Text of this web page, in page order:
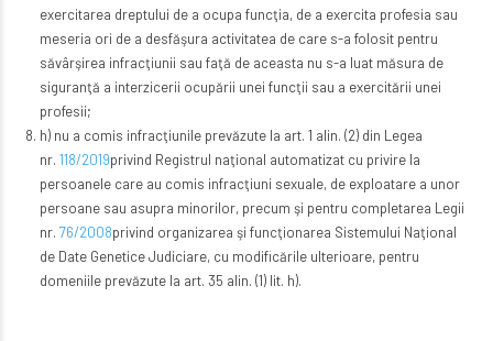
exercitarea dreptului de a ocupa funcţia, de a exercita profesia sau
meseria ori de a desfăşura activitatea de care s-a folosit pentru
săvârşirea infracţiunii sau faţă de aceasta nu s-a luat măsura de
siguranţă a interzicerii ocupării unei funcţii sau a exercitării unei
profesii;
h) nu a comis infracţiunile prevăzute la art. 1 alin. (2) din Legea
nr. 118/2019privind Registrul naţional automatizat cu privire la
persoanele care au comis infracţiuni sexuale, de exploatare a unor
persoane sau asupra minorilor, precum şi pentru completarea Legii
nr. 76/2008privind organizarea şi funcţionarea Sistemului Naţional
de Date Genetice Judiciare, cu modificările ulterioare, pentru
domeniile prevăzute la art. 35 alin. (1) lit. h).